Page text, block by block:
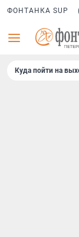
ФОНТАНКА SUP
Куда пойти на